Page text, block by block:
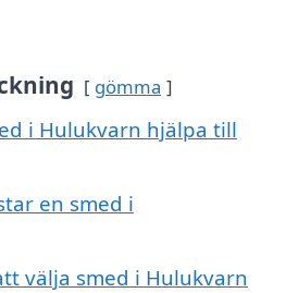
gömma
i Hulukvarn hjälpa till
en smed i
välja smed i Hulukvarn